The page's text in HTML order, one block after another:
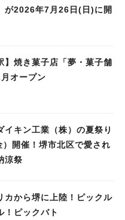
が2026年7月26日(日)に開
】焼き菓子店「夢・菓子舗
オープン
イキン工業（株）の夏祭り
開催！堺市北区で愛され
涼祭
カから堺に上陸！ピックル
！ピックバト